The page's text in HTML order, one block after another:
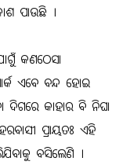
ପାଉଛି ।
କଣଠେସା
ଏବେ ବନ୍ଦ ହୋଇ
ଦିଗରେ କାହାର ବି ନିଘା
ପ୍ରାୟତଃ ଏହି
ବସିଲେଣି ।